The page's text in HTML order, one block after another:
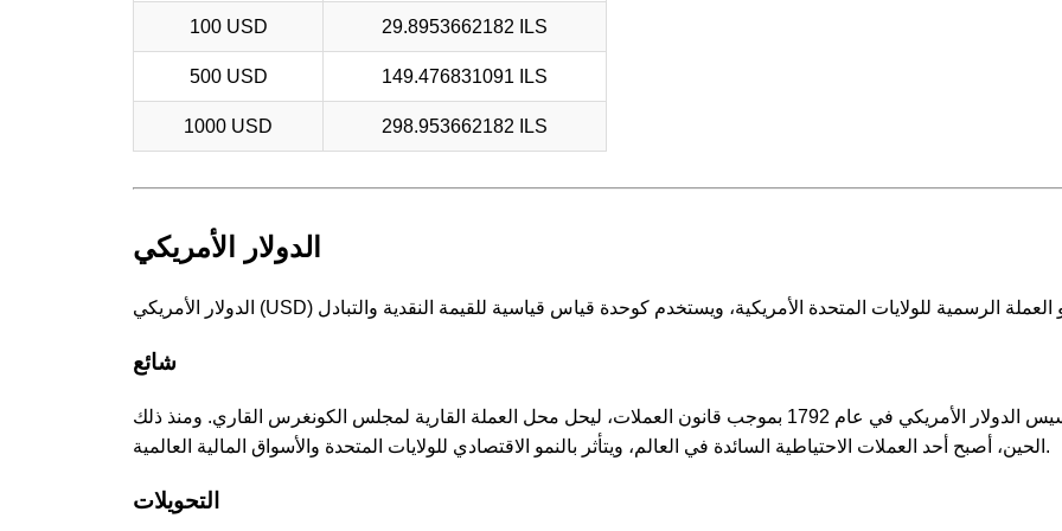
100 USD 29.8953662182 ILS
500 USD 149.476831091 ILS
1000 USD 298.953662182 ILS
الدولار الأمريكي
شائع
تم تأسيس الدولار الأمريكي في عام 1792 بموجب قانون العملات، ليحل محل العملة القارية لمجلس الكونغرس القاري. ومنذ ذلك
الحين، أصبح أحد العملات الاحتياطية السائدة في العالم، ويتأثر بالنمو الاقتصادي للولايات المتحدة والأسواق المالية العالمية.
التحويلات